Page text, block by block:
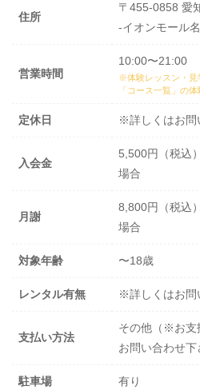
住所
〒455-0858 愛
-イオンモール
営業時間
10:00〜21:00
※体験レッスン・見
「コース一覧」の
定休日 ※詳しくはお問
入会金
5,500円（税
場合
月謝
8,800円（税込
場合
対象年齢 〜18歳
レンタル有無 ※詳しくはお問
支払い方法
その他（※お支
お問い合わせ下
駐車場 有り